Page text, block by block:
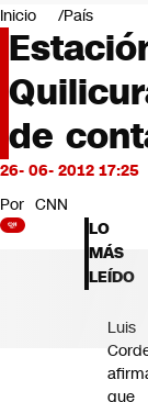
Negocios
Deportes
Programas
Cultura
Servicios
Bits
CNN tiempo
Futuro 360
Opinión
Inicio País
de
26- 06- 2012 17:25
Por CNN
LO
MÁS
LEÍDO
Luis
que